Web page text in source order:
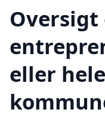
Oversigt
eller